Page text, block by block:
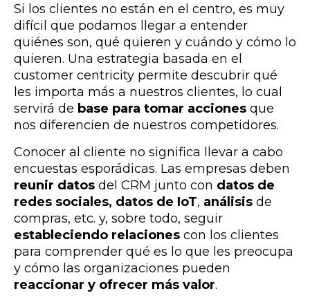
Si los clientes no están en el centro, es muy
difícil que podamos llegar a entender
quiénes son, qué quieren y cuándo y cómo lo
quieren. Una estrategia basada en el
customer centricity permite descubrir qué
les importa más a nuestros clientes, lo cual
servirá de base para tomar acciones que
nos diferencien de nuestros competidores.
Conocer al cliente no significa llevar a cabo
encuestas esporádicas. Las empresas deben
reunir datos del CRM junto con datos de
redes sociales, datos de IoT, análisis de
compras, etc. y, sobre todo, seguir
estableciendo relaciones con los clientes
para comprender qué es lo que les preocupa
y cómo las organizaciones pueden
reaccionar y ofrecer más valor.